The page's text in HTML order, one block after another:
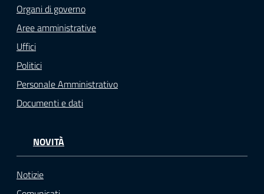
Organi di governo
Aree amministrative
Uffici
Politici
Personale Amministrativo
Documenti e dati
NOVITÀ
Notizie